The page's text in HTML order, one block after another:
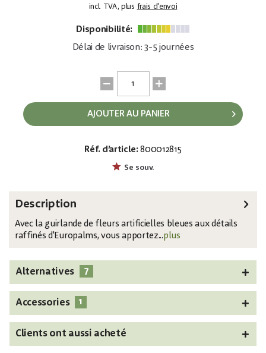
incl. TVA, plus frais d'envoi
Disponibilité:
Délai de livraison: 3-5 journées
AJOUTER AU PANIER
Réf. d’article: 800012815
Se souv.
Description
Avec la guirlande de fleurs artificielles bleues aux détails
raffinés d'Europalms, vous apportez...plus
Alternatives 7
Accessories 1
Clients ont aussi acheté